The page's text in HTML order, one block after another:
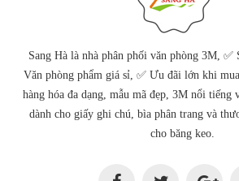
Sang Hà là nhà phân phối văn phòng 3M, ✅
Văn phòng phẩm giá sỉ, ✅ Ưu đãi lớn khi
hàng hóa đa dạng, mẫu mã đẹp, 3M nổi tiếng
dành cho giấy ghi chú, bìa phân trang và
cho băng keo.